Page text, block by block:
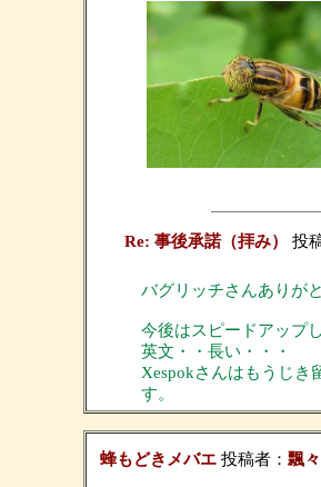
Re: 事後承諾（拝み） 投
バグリッチさんありが
今後はスピードアップ
英文・・長い・・・
Xespokさんはもうじき
す。
蜂もどきメバエ投稿者： 飄